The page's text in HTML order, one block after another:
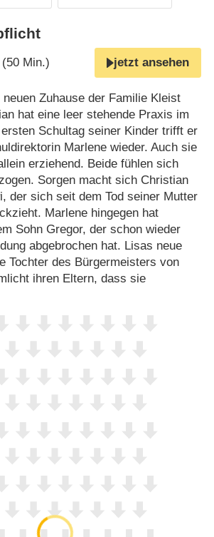
Min.) jetzt ansehen
Zuhause der Familie Kleist
hat eine leer stehende Praxis im
Schultag seiner Kinder trifft er
Marlene wieder. Auch sie
erziehend. Beide fühlen sich
Sorgen macht sich Christian
der sich seit dem Tod seiner Mutter
Marlene hingegen hat
Sohn Gregor, der schon wieder
abgebrochen hat. Lisas neue
Tochter des Bürgermeisters von
ihren Eltern, dass sie